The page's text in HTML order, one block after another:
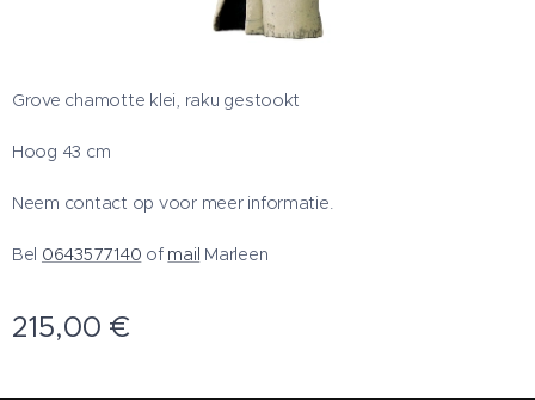
Grove chamotte klei, raku gestookt
Hoog 43 cm
Neem contact op voor meer informatie.
Bel 0643577140 of mail Marleen
215,00 €